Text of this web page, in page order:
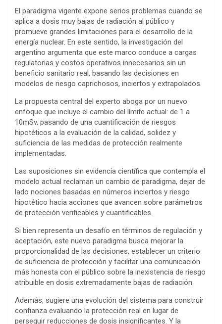
El paradigma vigente expone serios problemas cuando se
aplica a dosis muy bajas de radiación al público y
promueve grandes limitaciones para el desarrollo de la
energía nuclear. En este sentido, la investigación del
argentino argumenta que este marco conduce a cargas
regulatorias y costos operativos innecesarios sin un
beneficio sanitario real, basando las decisiones en
modelos de riesgo caprichosos, inciertos y extrapolados.
La propuesta central del experto aboga por un nuevo
enfoque que incluye el cambio del límite actual: de 1 a
10mSv, pasando de una cuantificación de riesgos
hipotéticos a la evaluación de la calidad, solidez y
suficiencia de las medidas de protección realmente
implementadas.
Las suposiciones sin evidencia científica que contempla el
modelo actual reclaman un cambio de paradigma, dejar de
lado nociones basadas en números inciertos y riesgo
hipotético hacia acciones que avancen sobre parámetros
de protección verificables y cuantificables.
Si bien representa un desafío en términos de regulación y
aceptación, este nuevo paradigma busca mejorar la
proporcionalidad de las decisiones, establecer un criterio
de suficiencia de protección y facilitar una comunicación
más honesta con el público sobre la inexistencia de riesgo
atribuible en dosis extremadamente bajas de radiación.
Además, sugiere una evolución del sistema para construir
confianza evaluando la protección real en lugar de
perseguir reducciones de dosis insignificantes. Y la